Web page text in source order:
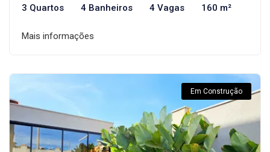
3 Quartos 4 Banheiros 4 Vagas 160 m²
Mais informações
Em Construção